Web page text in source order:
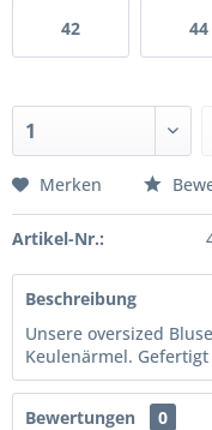
42 44
Merken
Artikel-Nr.:
Beschreibung
Unsere oversized
Keulenärmel.
Bewertungen
0